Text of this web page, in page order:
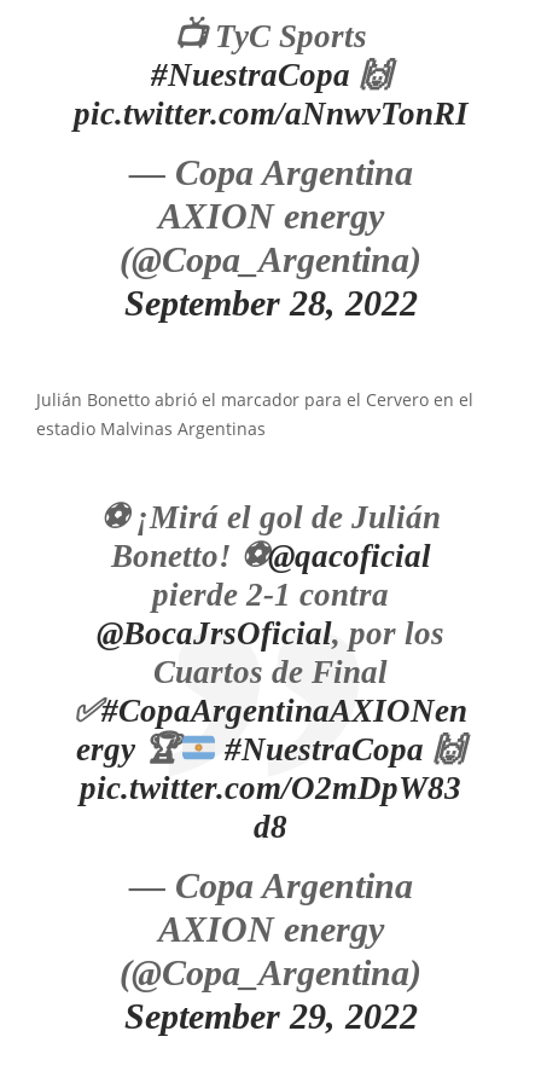
📺 TyC Sports
#NuestraCopa 🙌
pic.twitter.com/aNnwvTonRI
— Copa Argentina
AXION energy
(@Copa_Argentina)
September 28, 2022
Julián Bonetto abrió el marcador para el Cervero en el
estadio Malvinas Argentinas
⚽ ¡Mirá el gol de Julián
Bonetto! ⚽@qacoficial
pierde 2-1 contra
@BocaJrsOficial, por los
Cuartos de Final
✅#CopaArgentinaAXIONen
ergy 🏆 #NuestraCopa 🙌
pic.twitter.com/O2mDpW83
d8
— Copa Argentina
AXION energy
(@Copa_Argentina)
September 29, 2022